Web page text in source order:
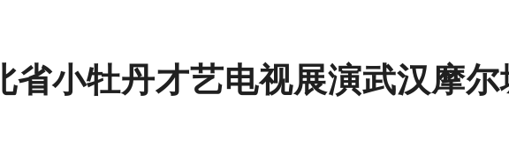
小牡丹才艺电视展演武汉摩尔